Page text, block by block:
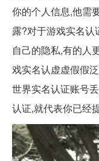
你的个人信息,他需
露?对于游戏实名认
自己的隐私,有的人
戏实名认虚虚假假
世界实名认证账号
认证,就代表你已经